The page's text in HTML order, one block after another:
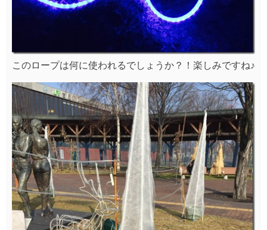
このロープは何に使われるでしょうか？！楽しみですね♪